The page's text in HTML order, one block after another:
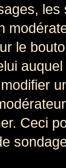
le
modifier
Ceci